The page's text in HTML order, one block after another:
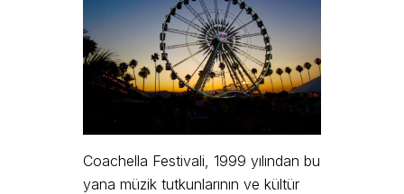
Coachella Festivali, 1999 yılından bu
yana müzik tutkunlarının ve kültür